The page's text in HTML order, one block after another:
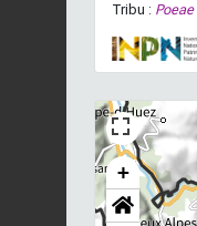
Tribu : Poeae
+